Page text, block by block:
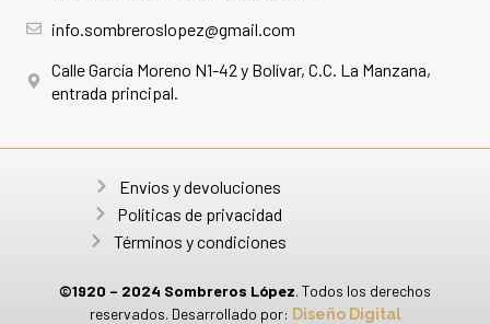
info.sombreroslopez@gmail.com
Calle García Moreno N1-42 y Bolívar, C.C. La Manzana,
entrada principal.
©1920 – 2024 Sombreros López. Todos los derechos
reservados. Desarrollado por: Diseño Digital
Envíos y devoluciones
Políticas de privacidad
Términos y condiciones